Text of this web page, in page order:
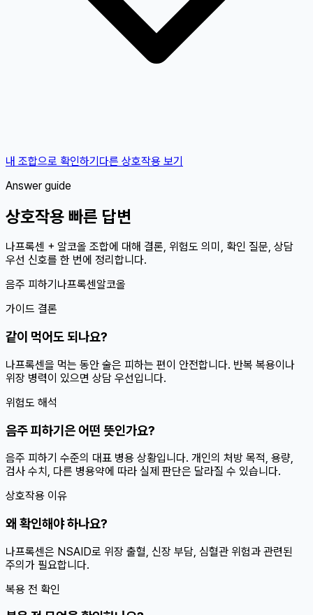
내 조합으로 확인하기다른 상호작용 보기
Answer guide
상호작용 빠른 답변
나프록센 + 알코올 조합에 대해 결론, 위험도 의미, 확인 질문, 상담
우선 신호를 한 번에 정리합니다.
음주 피하기 나프록센알코올
가이드 결론
같이 먹어도 되나요?
나프록센을 먹는 동안 술은 피하는 편이 안전합니다. 반복 복용이나
위장 병력이 있으면 상담 우선입니다.
위험도 해석
음주 피하기은 어떤 뜻인가요?
음주 피하기 수준의 대표 병용 상황입니다. 개인의 처방 목적, 용량,
검사 수치, 다른 병용약에 따라 실제 판단은 달라질 수 있습니다.
상호작용 이유
왜 확인해야 하나요?
나프록센은 NSAID로 위장 출혈, 신장 부담, 심혈관 위험과 관련된
주의가 필요합니다.
복용 전 확인